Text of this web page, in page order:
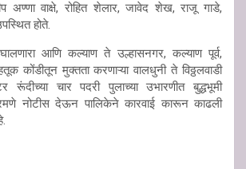
अण्णा वाक्षे, रोहित शेलार, जावेद शेख, राजू गाडे,
होते.
आणि कल्याण ते उल्हासनगर, कल्याण पूर्व,
कोंडीतून मुक्तता करणाऱ्या वालधुनी ते विठ्ठलवाडी
रूंदीच्या चार पदरी पुलाच्या उभारणीत बुद्धभूमी
नोटीस देऊन पालिकेने कारवाई कारून काढली